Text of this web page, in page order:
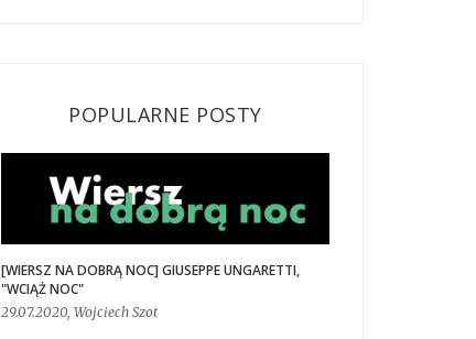
POPULARNE POSTY
[WIERSZ NA DOBRĄ NOC] GIUSEPPE UNGARETTI,
"WCIĄŻ NOC"
29.07.2020, Wojciech Szot